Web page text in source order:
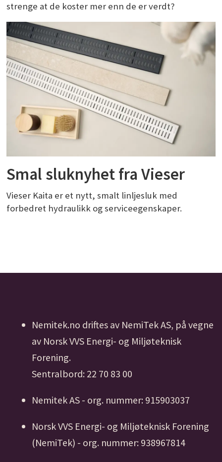
strenge at de koster mer enn de er verdt?
Smal sluknyhet fra Vieser
Vieser Kaita er et nytt, smalt linljesluk med
forbedret hydraulikk og serviceegenskaper.
Nemitek.no driftes av NemiTek AS, på vegne
av Norsk VVS Energi- og Miljøteknisk
Forening.
Sentralbord: 22 70 83 00
Nemitek AS - org. nummer: 915903037
Norsk VVS Energi- og Miljøteknisk Forening
(NemiTek) - org. nummer: 938967814